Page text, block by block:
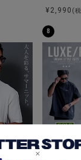
¥ 2,990 (
8